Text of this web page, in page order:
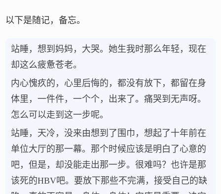
以下是随记，备忘。
站睡，想到妈妈，大哭。她生我时那么年轻，现在
却这么疲惫苍老。
内心愧疚的，心里后悔的，都没有放下，都留在身
体里，一件件，一个个，出来了。痛哭到无声呀。
怎么可以走到这一步呢。
站睡，天冷，没来由想到了围巾，想起了十年前在
单位大厅的那一幕。那个时候应该是明白了心意的
吧，但是，却没能走出那一步。很难吗？也许是那
该死的HBV吧。要放下那些不完满，接受自己的缺